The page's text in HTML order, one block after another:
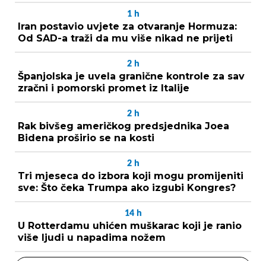
1 h
Iran postavio uvjete za otvaranje Hormuza:
Od SAD-a traži da mu više nikad ne prijeti
2 h
Španjolska je uvela granične kontrole za sav
zračni i pomorski promet iz Italije
2 h
Rak bivšeg američkog predsjednika Joea
Bidena proširio se na kosti
2 h
Tri mjeseca do izbora koji mogu promijeniti
sve: Što čeka Trumpa ako izgubi Kongres?
14 h
U Rotterdamu uhićen muškarac koji je ranio
više ljudi u napadima nožem